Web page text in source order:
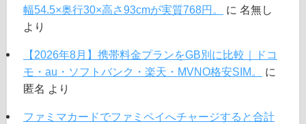
幅54.5×奥行30×高さ93cmが実質768円。
に 名無し
より
【2026年8月】携帯料金プランをGB別に比較｜ドコ
モ・au・ソフトバンク・楽天・MVNO格安SIM。
に
匿名 より
ファミマカードでファミペイへチャージすると合計